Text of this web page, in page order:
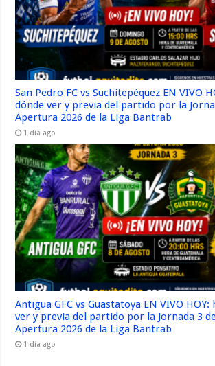
San Pedro FC vs Suchitepéquez EN VIVO
dónde ver y previa del partido por la
Apertura 2026 de la Liga Bantrab
1 día ago
Antigua GFC vs Guastatoya EN VIVO
ver y previa del partido por la Jornada 3
Apertura 2026 de la Liga Bantrab
1 día ago